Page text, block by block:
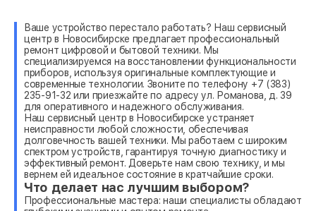
Ваше устройство перестало работать? Наш сервисный
центр в Новосибирске предлагает профессиональный
ремонт цифровой и бытовой техники. Мы
специализируемся на восстановлении функциональности
приборов, используя оригинальные комплектующие и
современные технологии. Звоните по телефону +7 (383)
235-91-32 или приезжайте по адресу ул. Романова, д. 39
для оперативного и надежного обслуживания.
Наш сервисный центр в Новосибирске устраняет
неисправности любой сложности, обеспечивая
долговечность вашей техники. Мы работаем с широким
спектром устройств, гарантируя точную диагностику и
эффективный ремонт. Доверьте нам свою технику, и мы
вернем ей идеальное состояние в кратчайшие сроки.
Что делает нас лучшим выбором?
Профессиональные мастера: наши специалисты обладают